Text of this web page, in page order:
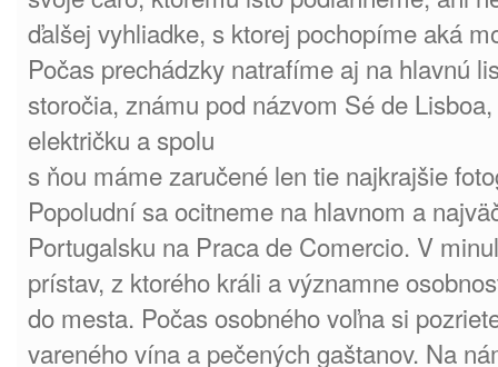
ďalšej vyhliadke, s ktorej pochopíme aká
Počas prechádzky natrafíme aj na hlavnú
storočia, známu pod názvom Sé de
električku a spolu
s ňou máme zaručené len tie najkrajšie
Popoludní sa ocitneme na hlavnom a
Portugalsku na Praca de Comercio. V
prístav, z ktorého králi a významne
do mesta. Počas osobného voľna si
vareného vína a pečených gaštanov. Na